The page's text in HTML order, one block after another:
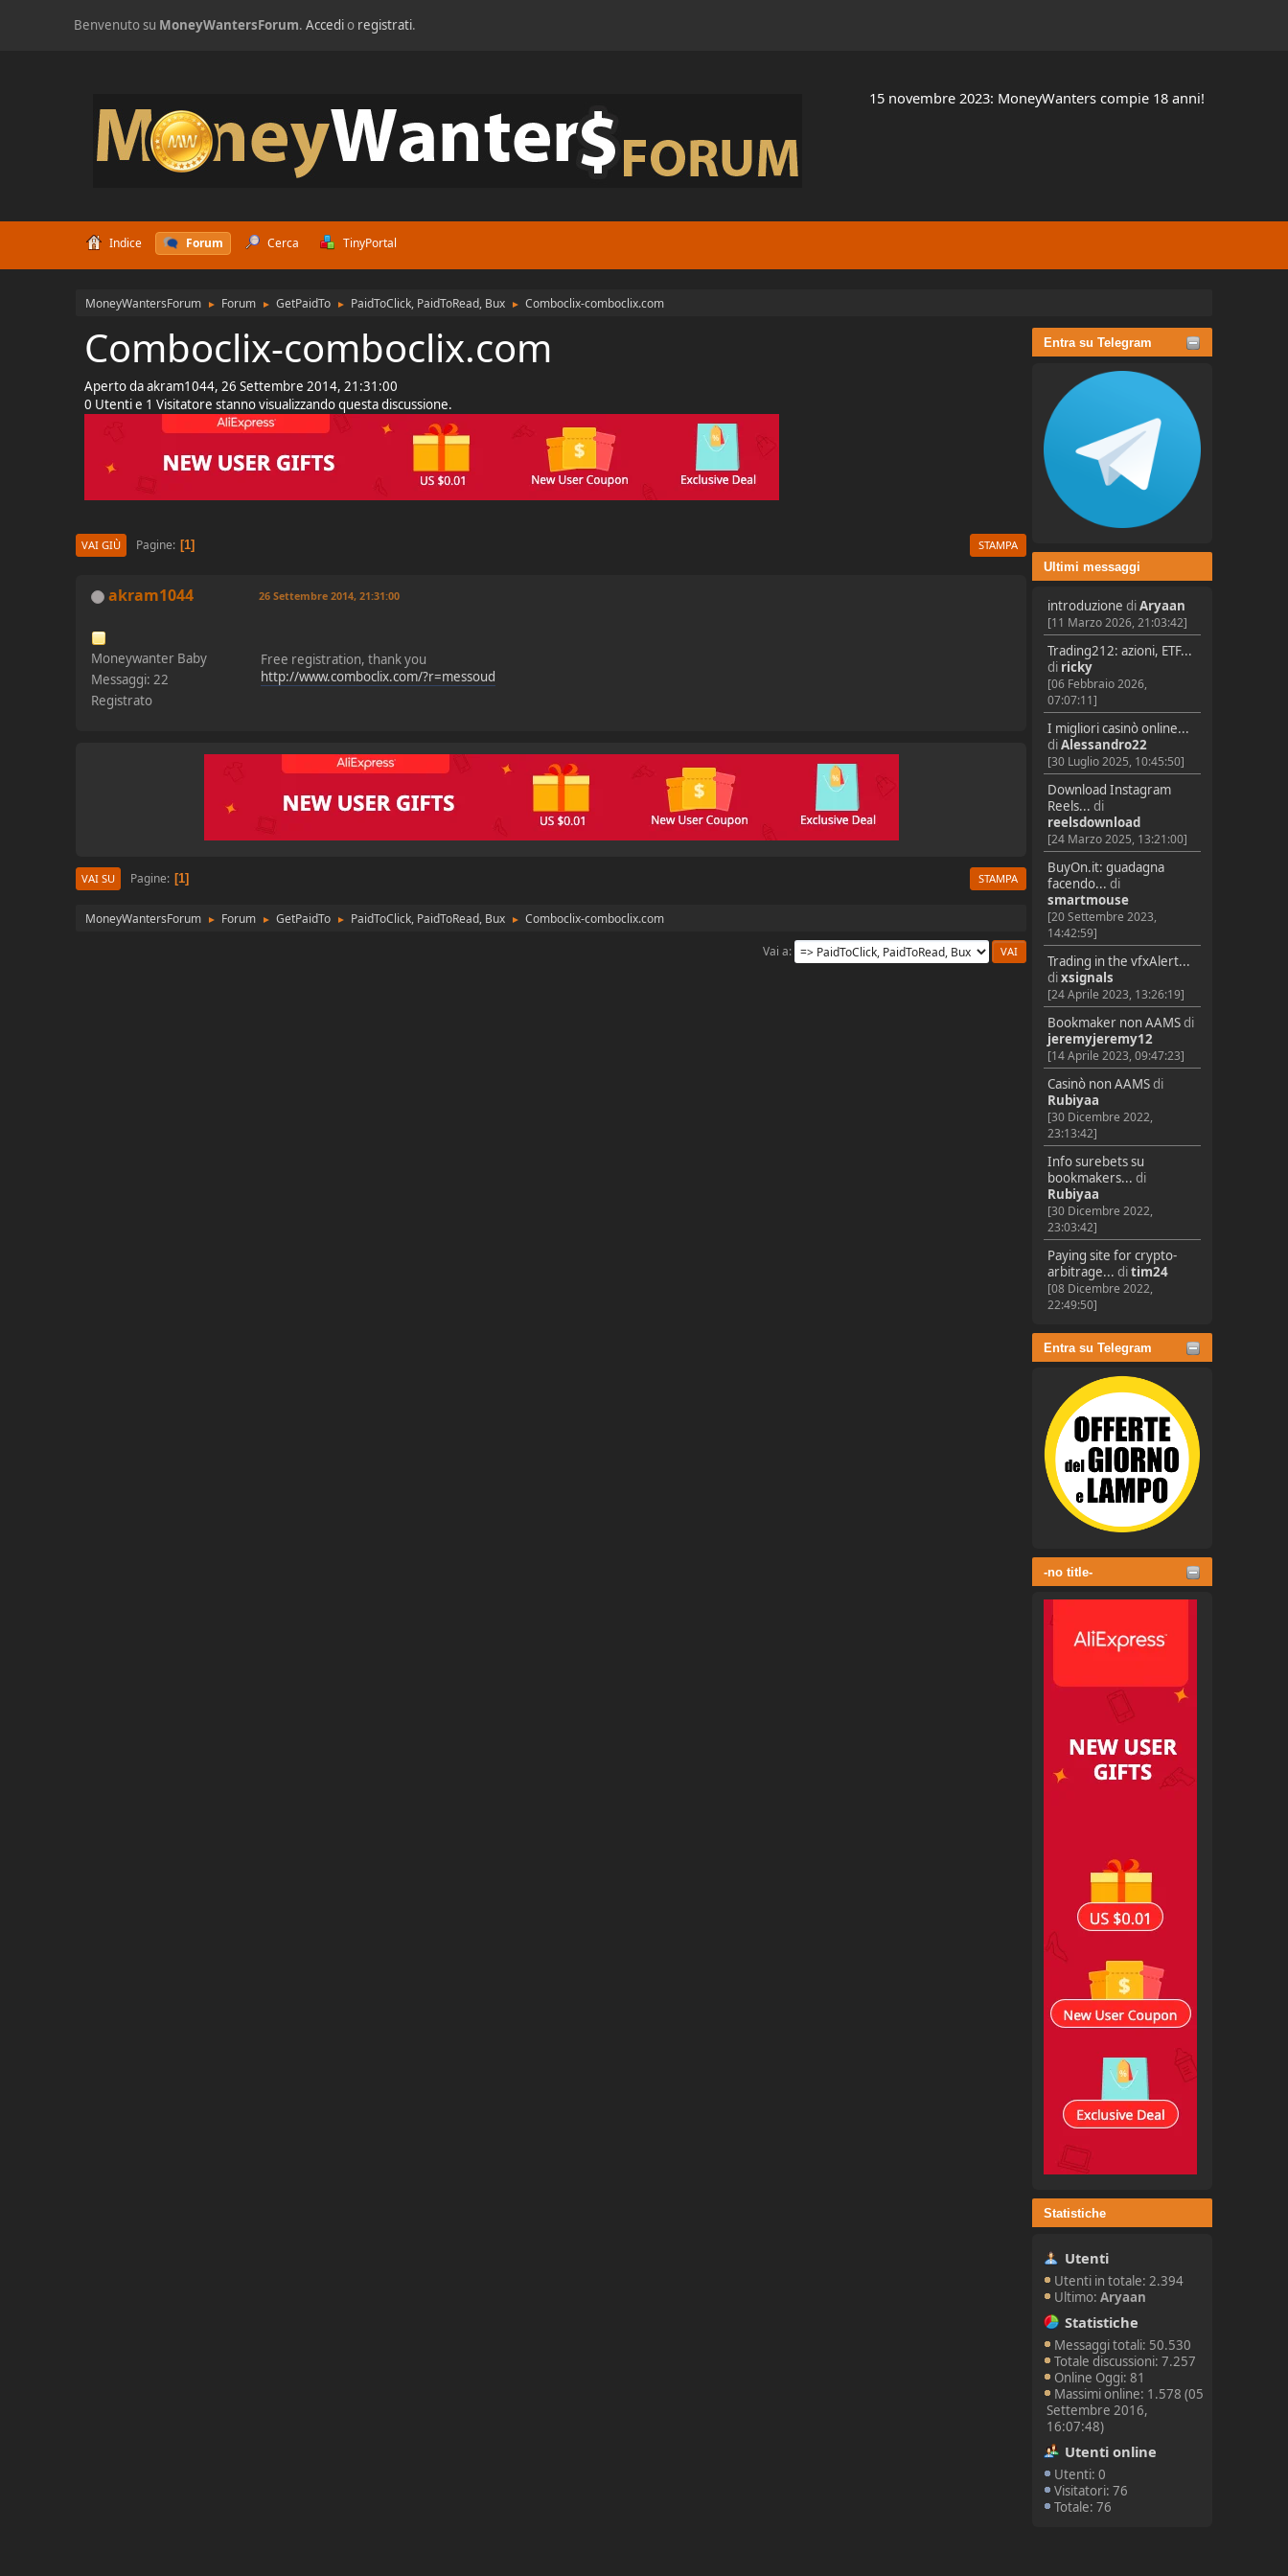
Benvenuto su MoneyWantersForum.Accedio registrati.
15 novembre 2023: MoneyWanters compie 18 anni!
Indice Forum Cerca TinyPortal
MoneyWantersForum ► Forum ► GetPaidTo ► PaidToClick, PaidToRead, Bux ► Comboclix-comboclix.com
Entra su Telegram
Ultimi messaggi
introduzione diAryaan
[11 Marzo 2026, 21:03:42]
Trading212: azioni, ETF...
di ricky
[06 Febbraio 2026,
07:07:11]
I migliori casinò online...
diAlessandro22
[30 Luglio 2025, 10:45:50]
Download Instagram
Reels... di
reelsdownload
[24 Marzo 2025, 13:21:00]
BuyOn.it: guadagna
facendo... di
smartmouse
[20 Settembre 2023,
14:42:59]
Trading in the vfxAlert...
dixsignals
[24 Aprile 2023, 13:26:19]
Bookmaker non AAMSdi
jeremyjeremy12
[14 Aprile 2023, 09:47:23]
Casinò non AAMSdi
Rubiyaa
[30 Dicembre 2022,
23:13:42]
Info surebets su
bookmakers... di
Rubiyaa
[30 Dicembre 2022,
23:03:42]
Paying site for crypto-
arbitrage... ditim24
[08 Dicembre 2022,
22:49:50]
Entra su Telegram
-no title-
Statistiche
Utenti
Utenti in totale: 2.394
Ultimo:Aryaan
Statistiche
Messaggi totali: 50.530
Totale discussioni: 7.257
Online Oggi: 81
Massimi online: 1.578 (05
Settembre 2016,
16:07:48)
Utenti online
Utenti: 0
Visitatori: 76
Totale: 76
Comboclix-comboclix.com
Aperto da akram1044, 26 Settembre 2014, 21:31:00
0 Utenti e 1 Visitatore stanno visualizzando questa discussione.
STAMPA
VAI GIÙ Pagine 1
akram1044
Moneywanter Baby
Messaggi: 22
Registrato
26 Settembre 2014, 21:31:00
Free registration, thank you
http://www.comboclix.com/?r=messoud
STAMPA
VAI SU Pagine 1
MoneyWantersForum ► Forum ► GetPaidTo ► PaidToClick, PaidToRead, Bux ►
Comboclix-comboclix.com
Vai a